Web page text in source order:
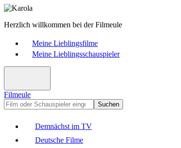
Herzlich willkommen bei der Filmeule
Meine Lieblingsfilme
Meine Lieblingsschauspieler
Filmeule
Suchen
Demnächst im TV
Deutsche Filme